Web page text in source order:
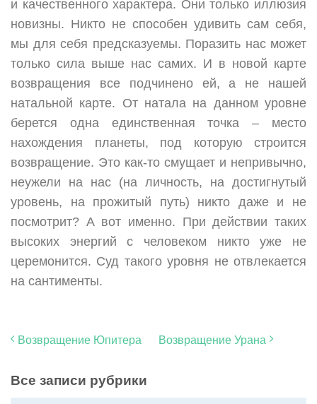
и качественного характера. Они только иллюзия
новизны. Никто не способен удивить сам себя,
мы для себя предсказуемы. Поразить нас может
только сила выше нас самих. И в новой карте
возвращения все подчинено ей, а не нашей
натальной карте. От натала на данном уровне
берется одна единственная точка – место
нахождения планеты, под которую строится
возвращение. Это как-то смущает и непривычно,
неужели на нас (на личность, на достигнутый
уровень, на прожитый путь) никто даже и не
посмотрит? А вот именно. При действии таких
высоких энергий с человеком никто уже не
церемонится. Суд такого уровня не отвлекается
на сантименты.
Возвращение Юпитера Возвращение Урана
Все записи рубрики